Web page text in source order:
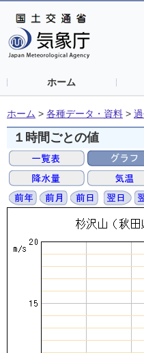
ホーム
ホーム > 各種データ・資料 >
１時間ごとの値